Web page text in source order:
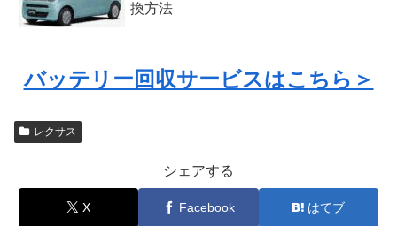
換方法
バッテリー回収サービスはこちら＞
レクサス
シェアする
X Facebook はてブ